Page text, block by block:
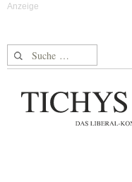
Suche nach: